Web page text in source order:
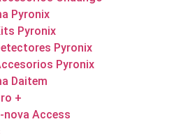
Pyronix
Pyronix
Pyronix
Pyronix
Daitem
+
nova Access